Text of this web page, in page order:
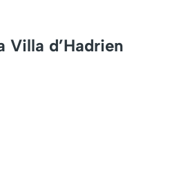
Villa d’Hadrien